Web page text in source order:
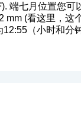
端七月位置您可
mm (看这里，这
（小时和分